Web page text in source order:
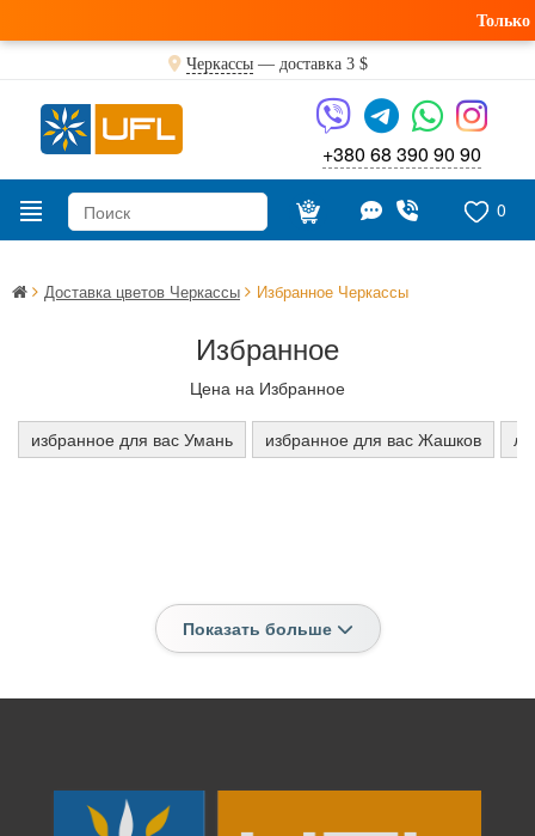
Только
Черкассы— доставка 3 $
+380 68 390 90 90
0
Доставка цветов Черкассы Избранное Черкассы
Избранное
Цена на Избранное
избранное для вас Умань избранное для вас Жашков
Показать больше